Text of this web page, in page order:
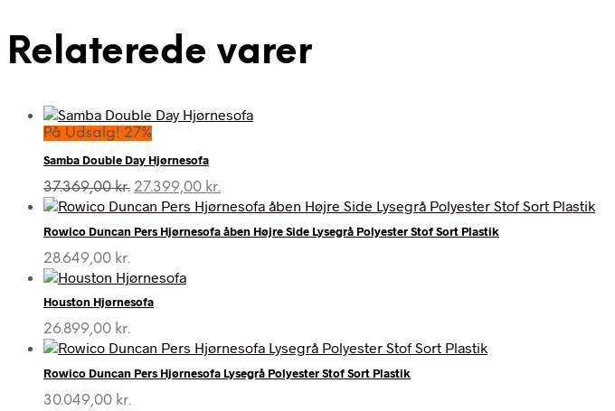
Relaterede varer
På Udsalg! 27%
Samba Double Day Hjørnesofa
37.369,00kr. Den
oprindelige
var:
27.399,00 kr.
aktuelle
er:
Rowico Duncan Pers Hjørnesofa åben Højre Side Lysegrå Polyester Stof Sort Plastik
28.649,00 kr.
Houston Hjørnesofa
26.899,00 kr.
Rowico Duncan Pers Hjørnesofa Lysegrå Polyester Stof Sort Plastik
30.049,00 kr.